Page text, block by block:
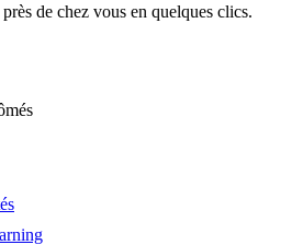
de chez vous en quelques clics.